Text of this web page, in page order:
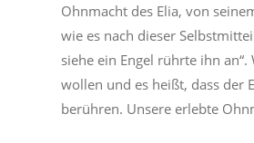
Ohnmacht des Elia, von
wie es nach dieser
siehe ein Engel rührte ihn
wollen und es heißt, dass der
berühren. Unsere erlebte